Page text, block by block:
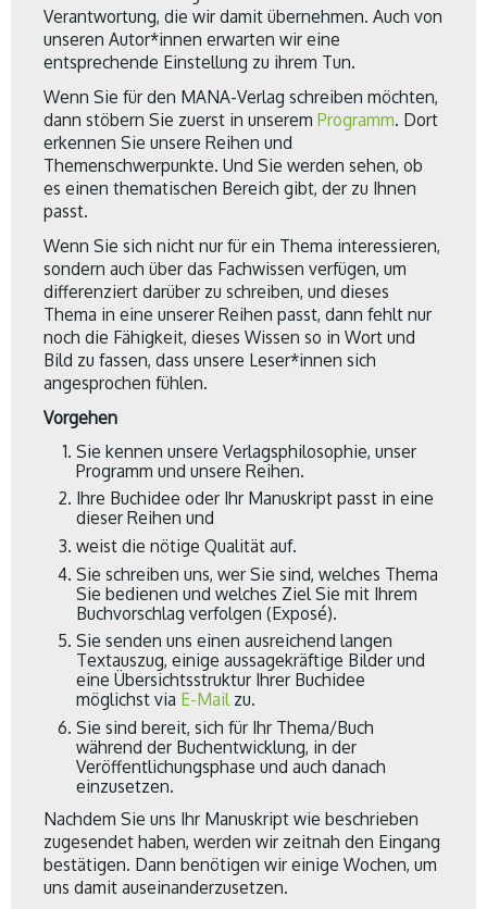
Verantwortung, die wir damit übernehmen. Auch von
unseren Autor*innen erwarten wir eine
entsprechende Einstellung zu ihrem Tun.
Wenn Sie für den MANA-Verlag schreiben möchten,
dann stöbern Sie zuerst in unserem Programm. Dort
erkennen Sie unsere Reihen und
Themenschwerpunkte. Und Sie werden sehen, ob
es einen thematischen Bereich gibt, der zu Ihnen
passt.
Wenn Sie sich nicht nur für ein Thema interessieren,
sondern auch über das Fachwissen verfügen, um
differenziert darüber zu schreiben, und dieses
Thema in eine unserer Reihen passt, dann fehlt nur
noch die Fähigkeit, dieses Wissen so in Wort und
Bild zu fassen, dass unsere Leser*innen sich
angesprochen fühlen.
Vorgehen
Sie kennen unsere Verlagsphilosophie, unser
Programm und unsere Reihen.
Ihre Buchidee oder Ihr Manuskript passt in eine
dieser Reihen und
weist die nötige Qualität auf.
Sie schreiben uns, wer Sie sind, welches Thema
Sie bedienen und welches Ziel Sie mit Ihrem
Buchvorschlag verfolgen (Exposé).
Sie senden uns einen ausreichend langen
Textauszug, einige aussagekräftige Bilder und
eine Übersichtsstruktur Ihrer Buchidee
möglichst via E-Mailzu.
Sie sind bereit, sich für Ihr Thema/Buch
während der Buchentwicklung, in der
Veröffentlichungsphase und auch danach
einzusetzen.
Nachdem Sie uns Ihr Manuskript wie beschrieben
zugesendet haben, werden wir zeitnah den Eingang
bestätigen. Dann benötigen wir einige Wochen, um
uns damit auseinanderzusetzen.